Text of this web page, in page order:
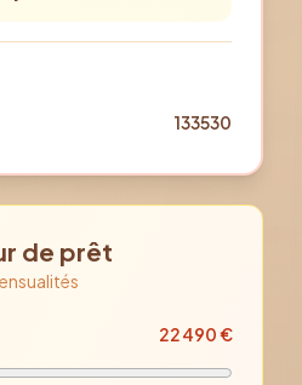
133530
de prêt
22 490€